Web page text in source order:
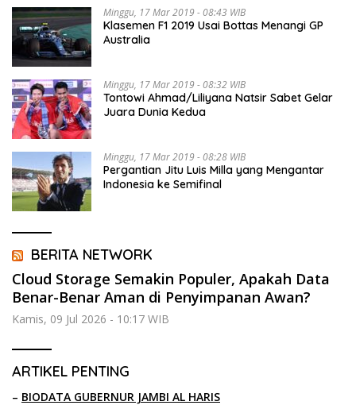
Minggu, 17 Mar 2019 - 08:43 WIB
Klasemen F1 2019 Usai Bottas Menangi GP
Australia
Minggu, 17 Mar 2019 - 08:32 WIB
Tontowi Ahmad/Liliyana Natsir Sabet Gelar
Juara Dunia Kedua
Minggu, 17 Mar 2019 - 08:28 WIB
Pergantian Jitu Luis Milla yang Mengantar
Indonesia ke Semifinal
BERITA NETWORK
Cloud Storage Semakin Populer, Apakah Data
Benar-Benar Aman di Penyimpanan Awan?
Kamis, 09 Jul 2026 - 10:17 WIB
ARTIKEL PENTING
– BIODATA GUBERNUR JAMBI AL HARIS